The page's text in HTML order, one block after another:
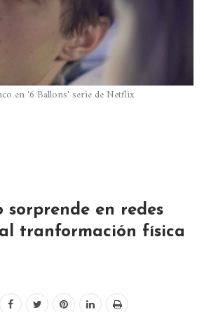
en '6 Ballons' serie de Netflix
sorprende en redes
tranformación física